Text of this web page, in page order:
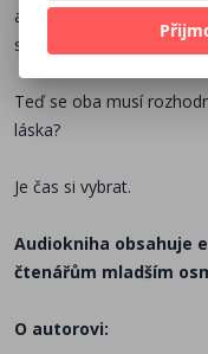
a otevřenosti. Po všem,
schovávat.
Teď se oba musí
láska?
Je čas si vybrat.
Audiokniha obsahuje
čtenářům mladším
O autorovi: